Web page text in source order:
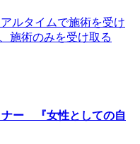
ルタイムで施術を受け
施術のみを受け取る
ナー 『女性としての自